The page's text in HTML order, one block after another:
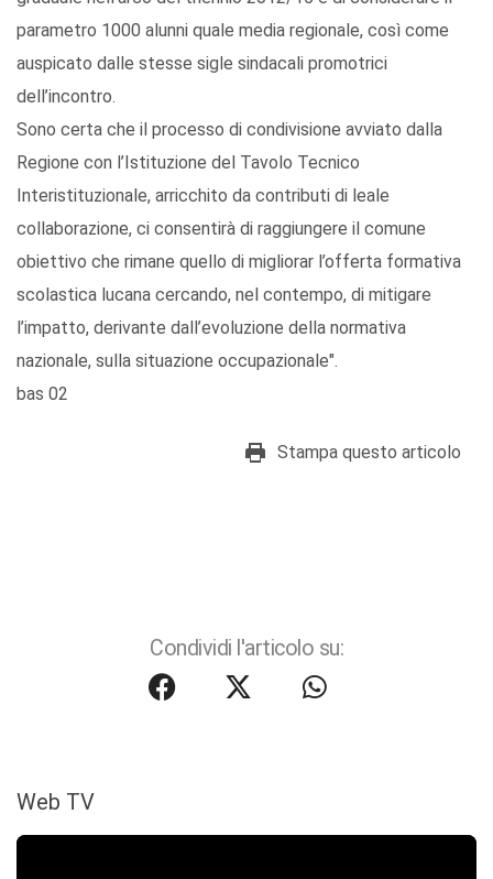
parametro 1000 alunni quale media regionale, così come
auspicato dalle stesse sigle sindacali promotrici
dell’incontro.
Sono certa che il processo di condivisione avviato dalla
Regione con l’Istituzione del Tavolo Tecnico
Interistituzionale, arricchito da contributi di leale
collaborazione, ci consentirà di raggiungere il comune
obiettivo che rimane quello di migliorar l’offerta formativa
scolastica lucana cercando, nel contempo, di mitigare
l’impatto, derivante dall’evoluzione della normativa
nazionale, sulla situazione occupazionale".
bas 02
Stampa questo articolo
Condividi l'articolo su:
Web TV